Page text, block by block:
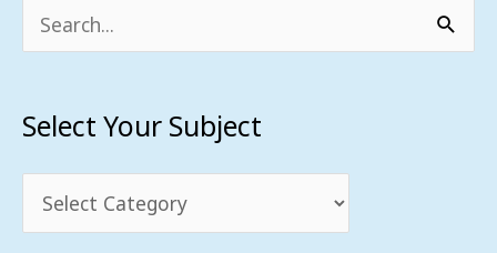
Search
Select Your Subject
Subject